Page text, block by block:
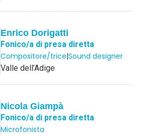
Enrico Dorigatti
Fonico/a di presa diretta
Compositore/trice|Sound designer
Valle dell’Adige
Nicola Giampà
Fonico/a di presa diretta
Microfonista